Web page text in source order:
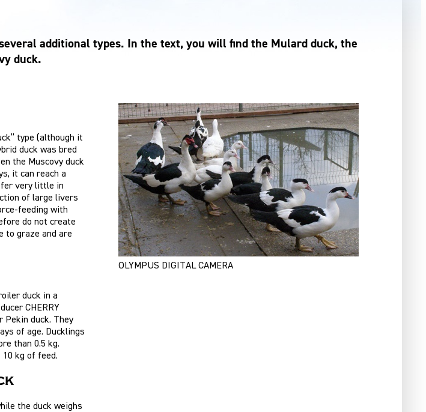
additional types. In the text, you will find the Mulard duck, the
duck.
type (although it
duck was bred
the Muscovy duck
it can reach a
very little in
of large livers
feeding with
do not create
to graze and are
duck in a
CHERRY
Pekin duck. They
of age. Ducklings
than 0.5 kg.
kg of feed.
the duck weighs
OLYMPUS DIGITAL CAMERA